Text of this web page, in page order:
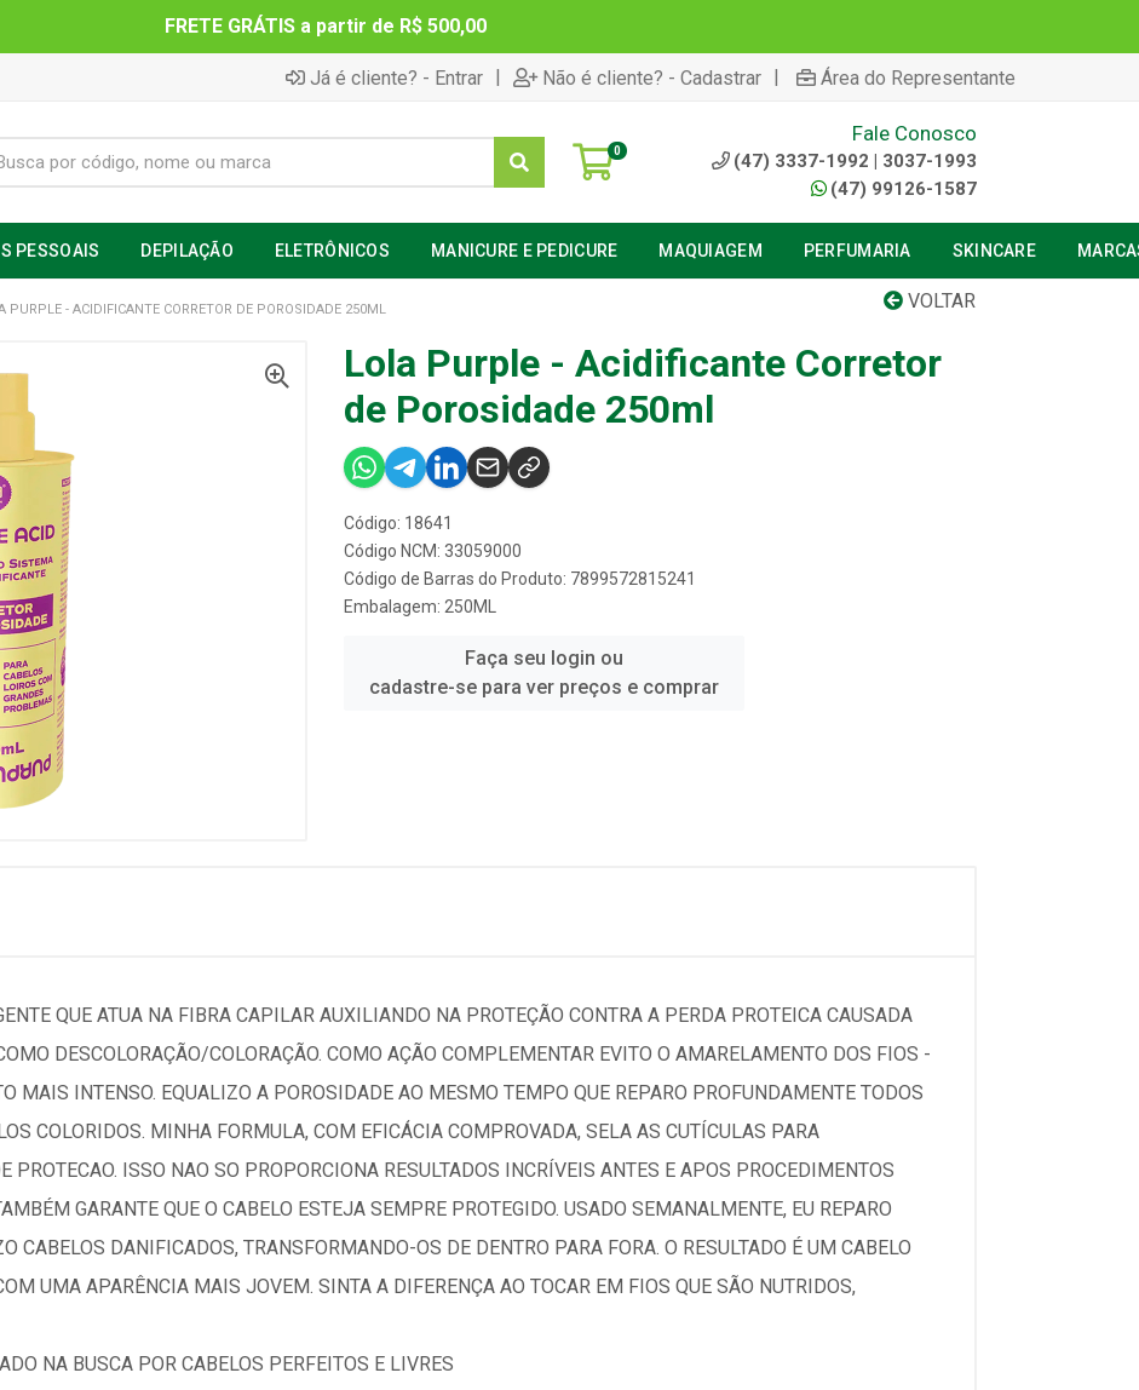
FRETE GRÁTIS a partir de R$ 500,00
Já é cliente? - Entrar | Não é cliente? - Cadastrar | Área do Representante
0
Fale Conosco
(47) 3337-1992 | 3037-1993
(47) 99126-1587
PESSOAIS DEPILAÇÃO ELETRÔNICOS MANICURE E PEDICURE MAQUIAGEM PERFUMARIA SKINCARE
VOLTAR
PURPLE - ACIDIFICANTE CORRETOR DE POROSIDADE 250ML
Lola Purple - Acidificante Corretor
de Porosidade 250ml
Código: 18641
Código NCM: 33059000
Código de Barras do Produto: 7899572815241
Embalagem: 250ML
Faça seu login ou
cadastre-se para ver preços e comprar
QUE ATUA NA FIBRA CAPILAR AUXILIANDO NA PROTEÇÃO CONTRA A PERDA PROTEICA CAUSADA
DESCOLORAÇÃO/COLORAÇÃO. COMO AÇÃO COMPLEMENTAR EVITO O AMARELAMENTO DOS FIOS -
MAIS INTENSO. EQUALIZO A POROSIDADE AO MESMO TEMPO QUE REPARO PROFUNDAMENTE TODOS
COLORIDOS. MINHA FORMULA, COM EFICÁCIA COMPROVADA, SELA AS CUTÍCULAS PARA
PROTECAO. ISSO NAO SO PROPORCIONA RESULTADOS INCRÍVEIS ANTES E APOS PROCEDIMENTOS
GARANTE QUE O CABELO ESTEJA SEMPRE PROTEGIDO. USADO SEMANALMENTE, EU REPARO
CABELOS DANIFICADOS, TRANSFORMANDO-OS DE DENTRO PARA FORA. O RESULTADO É UM CABELO
UMA APARÊNCIA MAIS JOVEM. SINTA A DIFERENÇA AO TOCAR EM FIOS QUE SÃO NUTRIDOS,
NA BUSCA POR CABELOS PERFEITOS E LIVRES